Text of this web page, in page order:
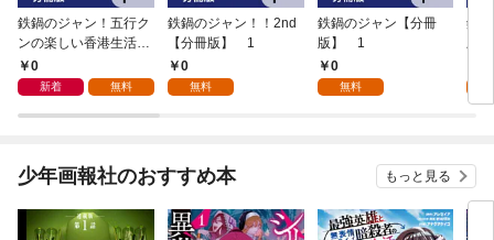
鉄鍋のジャン！五行ク
ンの楽しい香港生活
【分冊版】 1
0
新着 無料
鉄鍋のジャン！！2nd
【分冊版】 1
0
無料
鉄鍋のジャン【分冊
版】 1
0
無料
鉄
少年画報社のおすすめ本 もっと見る